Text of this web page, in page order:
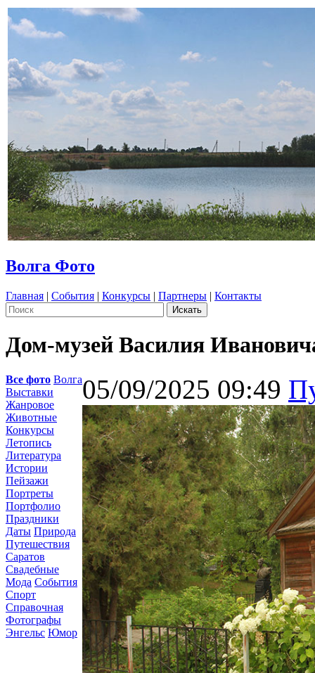
Волга Фото
Главная | События | Конкурсы | Партнеры | Контакты
Дом-музей Василия
Все фото Волга
Выставки
Жанровое
Животные
Конкурсы
Летопись
Литература
Истории
Пейзажи
Портреты
Портфолио
Праздники
Даты Природа
Путешествия
Саратов
Свадебные
Мода События
Спорт
Справочная
Фотографы
Энгельс Юмор
05/09/2025 09:49